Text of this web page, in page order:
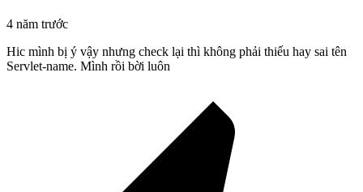
4 năm trước
Hic mình bị ý vậy nhưng check lại thì không phải thiếu hay sai tên
Servlet-name. Mình rồi bời luôn